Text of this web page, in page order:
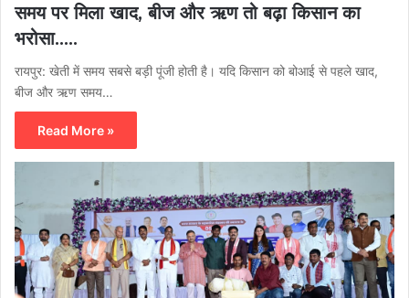
समय पर मिला खाद, बीज और ऋण तो बढ़ा किसान का
भरोसा…..
रायपुर: खेती में समय सबसे बड़ी पूंजी होती है। यदि किसान को बोआई से पहले खाद,
बीज और ऋण समय…
Read More »